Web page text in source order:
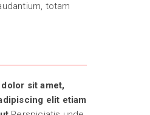
totam
sit amet,
elit etiam